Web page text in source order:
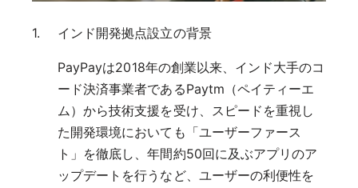
インド開発拠点設立の背景
PayPayは2018年の創業以来、インド大手のコ
ード決済事業者であるPaytm（ペイティーエ
ム）から技術支援を受け、スピードを重視し
た開発環境においても「ユーザーファース
ト」を徹底し、年間約50回に及ぶアプリのア
ップデートを行うなど、ユーザーの利便性を